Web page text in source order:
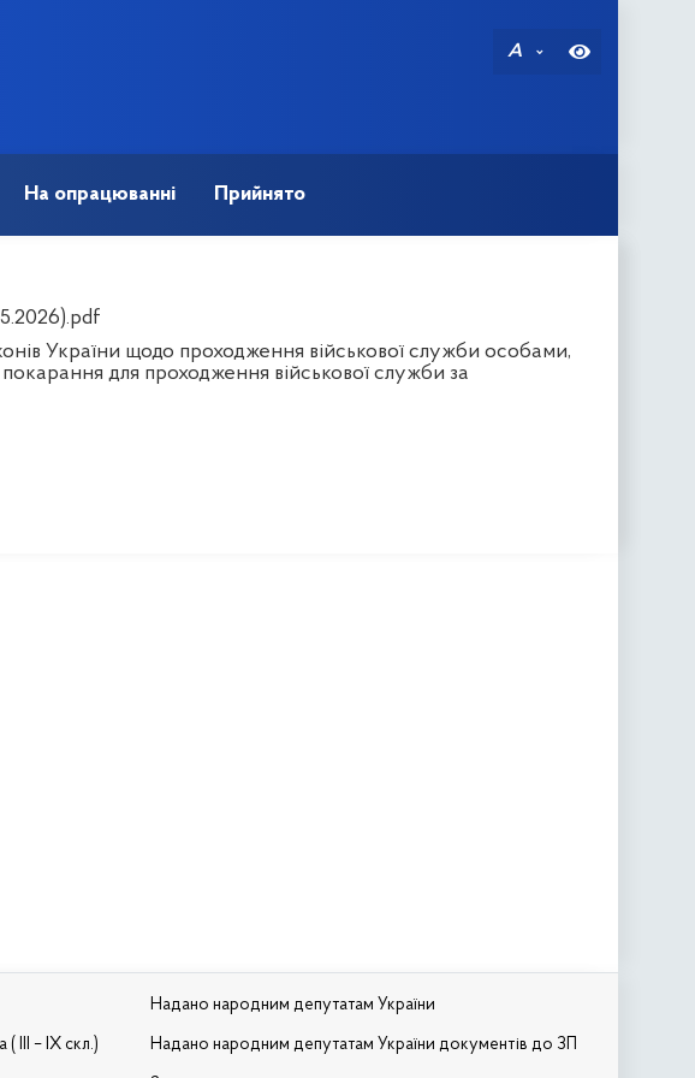
A
На опрацюванні Прийнято
України щодо проходження військової служби особами,
для проходження військової служби за
( III – IX скл.)
Надано народним депутатам України
Надано народним депутатам України документів до ЗП